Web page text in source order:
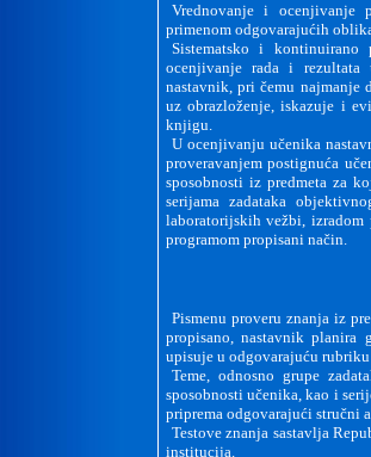
Vrednovanje i ocenjivanje
primenom odgovarajućih
Sistematsko i kontinuirano
ocenjivanje rada i rezultata
nastavnik, pri čemu
uz obrazloženje, iskazuje i
knjigu.
U ocenjivanju učenika
proveravanjem postignuća
sposobnosti iz predmeta za
serijama zadataka
laboratorijskih vežbi,
programom propisani način.
Pismenu proveru znanja iz
propisano, nastavnik planira
upisuje u odgovarajuću
Teme, odnosno grupe
sposobnosti učenika, kao i
priprema odgovarajući stručni
Testove znanja sastavlja
institucija.